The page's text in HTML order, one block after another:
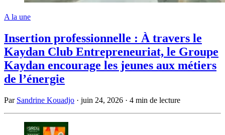
A la une
Insertion professionnelle : À travers le
Kaydan Club Entrepreneuriat, le Groupe
Kaydan encourage les jeunes aux métiers
de l’énergie
Par Sandrine Kouadjo · juin 24, 2026 · 4 min de lecture